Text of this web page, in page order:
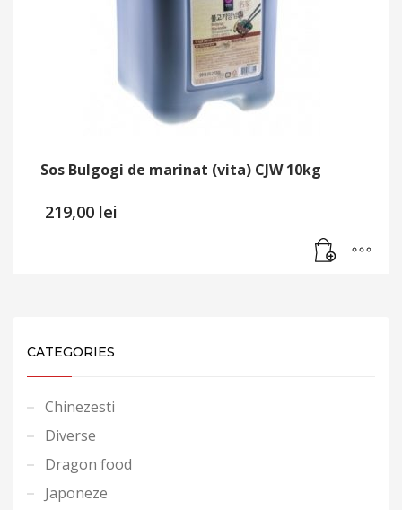
Sos Bulgogi de marinat (vita) CJW 10kg
219,00 lei
CATEGORIES
Chinezesti
Diverse
Dragon food
Japoneze